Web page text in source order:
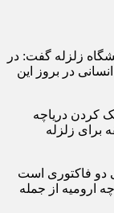
زلزله گفت: در
در بروز این
کردن دریاچه
برای زلزله
دو فاکتوری است
ارومیه از جمله